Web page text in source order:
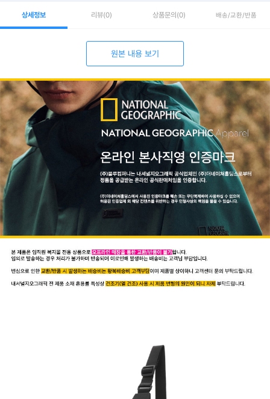
상세정보 리뷰(0) 상품문의 (0) 배송/교환/반품
원본 내용 보기